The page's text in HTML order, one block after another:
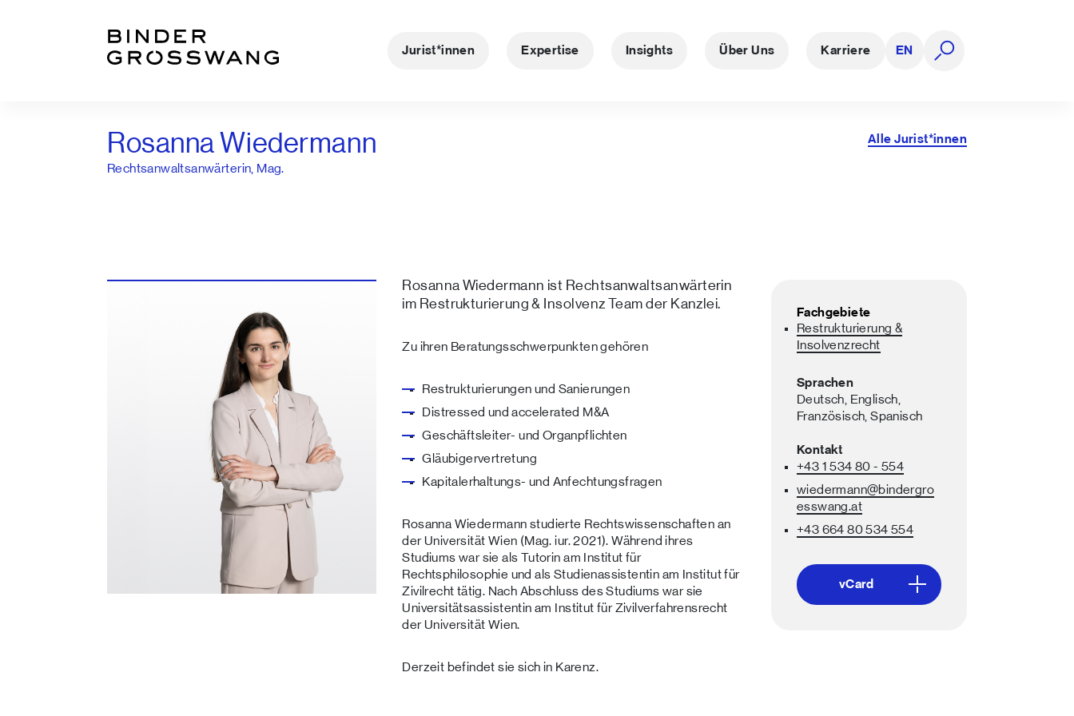
Jurist*innen Expertise Insights Über Uns Karriere EN
Rosanna Wiedermann
Rechtsanwaltsanwärterin, Mag.
Alle Jurist*innen
Rosanna Wiedermann ist Rechtsanwaltsanwärterin
im Restrukturierung & Insolvenz Team der Kanzlei.
Zu ihren Beratungsschwerpunkten gehören
Restrukturierungen und Sanierungen
Distressed und accelerated M&A
Geschäftsleiter- und Organpflichten
Gläubigervertretung
Kapitalerhaltungs- und Anfechtungsfragen
Rosanna Wiedermann studierte Rechtswissenschaften an
der Universität Wien (Mag. iur. 2021). Während ihres
Studiums war sie als Tutorin am Institut für
Rechtsphilosophie und als Studienassistentin am Institut für
Zivilrecht tätig. Nach Abschluss des Studiums war sie
Universitätsassistentin am Institut für Zivilverfahrensrecht
der Universität Wien.
Derzeit befindet sie sich in Karenz.
Fachgebiete
Restrukturierung &
Insolvenzrecht
Sprachen
Deutsch,
Englisch,
Französisch,Spanisch
Kontakt
+43 1 534 80 - 554
wiedermann@bindergro
esswang.at
+43 664 80 534 554
vCard